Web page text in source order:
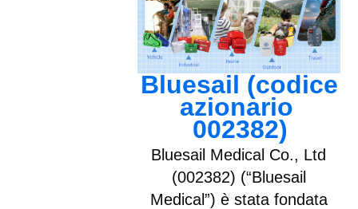
Bluesail (codice
azionario
002382)
Bluesail Medical Co., Ltd
(002382) (“Bluesail
Medical”) è stata fondata